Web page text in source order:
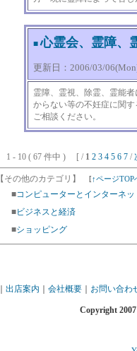
■ 心霊会、霊障、
更新日：2006/03/
霊障、霊視、除霊、霊能
からない等の不妊症に関
ご相談ください。
1 - 10 ( 67 件中 ) [ / 1 2 3 4 5 6 7 /
【その他のカテゴリ】 [↑ページTOP
■コンピューターとインターネッ
■ビジネスと経済
■ショッピング
出店案内 会社概要 お問い合わ
Copyright